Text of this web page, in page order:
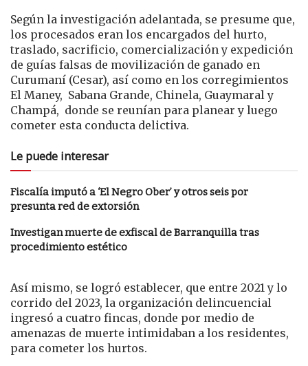
Según la investigación adelantada, se presume que,
los procesados eran los encargados del hurto,
traslado, sacrificio, comercialización y expedición
de guías falsas de movilización de ganado en
Curumaní (Cesar), así como en los corregimientos
El Maney, Sabana Grande, Chinela, Guaymaral y
Champá, donde se reunían para planear y luego
cometer esta conducta delictiva.
Le puede interesar
Fiscalía imputó a ‘El Negro Ober’ y otros seis por
presunta red de extorsión
Investigan muerte de exfiscal de Barranquilla tras
procedimiento estético
Así mismo, se logró establecer, que entre 2021 y lo
corrido del 2023, la organización delincuencial
ingresó a cuatro fincas, donde por medio de
amenazas de muerte intimidaban a los residentes,
para cometer los hurtos.